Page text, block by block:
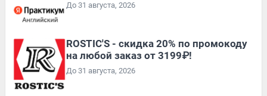
До 31 августа, 2026
ROSTIC'S - скидка 20% по промокоду
на любой заказ от 3199₽!
До 31 августа, 2026